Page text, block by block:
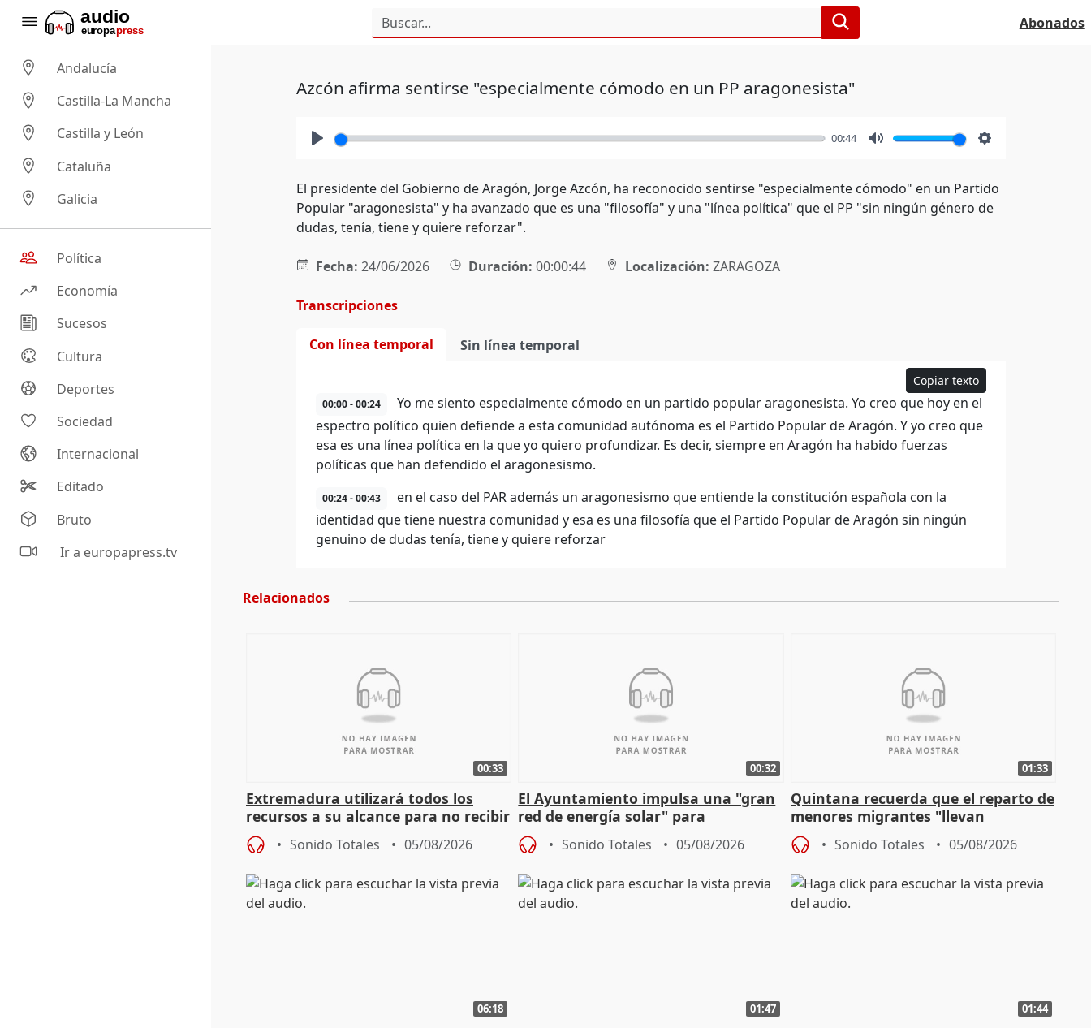
Abonados
Andalucía
Castilla-La Mancha
Castilla y León
Cataluña
Galicia
Política
Economía
Sucesos
Cultura
Deportes
Sociedad
Internacional
Editado
Bruto
Ir a europapress.tv
Azcón afirma sentirse "especialmente cómodo en un PP aragonesista"
00:44
El presidente del Gobierno de Aragón, Jorge Azcón, ha reconocido sentirse "especialmente cómodo" en un Partido
Popular "aragonesista" y ha avanzado que es una "filosofía" y una "línea política" que el PP "sin ningún género de
dudas, tenía, tiene y quiere reforzar".
Fecha: 24/06/2026 Duración: 00:00:44 Localización: ZARAGOZA
Transcripciones
Con línea temporal Sin línea temporal
Copiar texto
00:00 - 00:24
Yo me siento especialmente cómodo en un partido popular aragonesista. Yo creo que hoy en el
espectro político quien defiende a esta comunidad autónoma es el Partido Popular de Aragón. Y yo creo que
esa es una línea política en la que yo quiero profundizar. Es decir, siempre en Aragón ha habido fuerzas
políticas que han defendido el aragonesismo.
00:24 - 00:43
en el caso del PAR además un aragonesismo que entiende la constitución española con la
identidad que tiene nuestra comunidad y esa es una filosofía que el Partido Popular de Aragón sin ningún
genuino de dudas tenía, tiene y quiere reforzar
Relacionados
00:33
Extremadura utilizará todos los
recursos a su alcance para no recibir
más menores migrantes
Sonido Totales 05/08/2026
00:32
El Ayuntamiento impulsa una "gran
red de energía solar" para
autoconsumo
Sonido Totales 05/08/2026
01:33
Quintana recuerda que el reparto de
menores migrantes "llevan
aportación del Gobierno" central
Sonido Totales 05/08/2026
06:18 01:47 01:44